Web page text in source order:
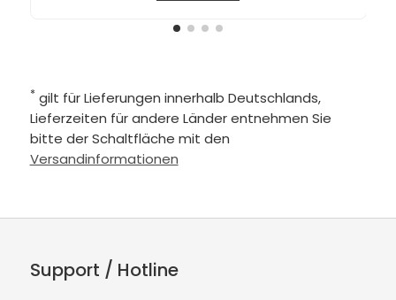
* gilt für Lieferungen innerhalb Deutschlands,
Lieferzeiten für andere Länder entnehmen Sie
bitte der Schaltfläche mit den
Versandinformationen
Support / Hotline